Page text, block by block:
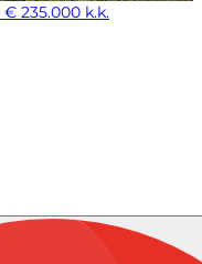
€ 235.000 k.k.